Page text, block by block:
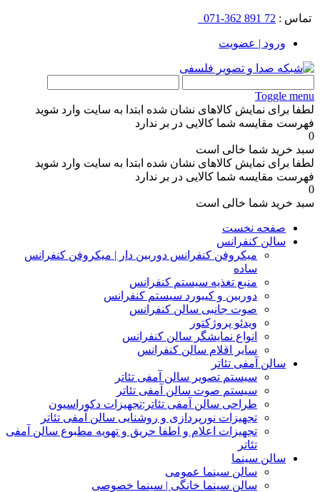
تماس : 72 891 362-071
ورود | عضویت
Toggle menu
لطفا برای نمایش کالاهای نشان شده ابتدا به سایت وارد شوید
فهرست مقایسه شما کالایی در بر ندارد
0
سبد خرید شما خالی است
لطفا برای نمایش کالاهای نشان شده ابتدا به سایت وارد شوید
فهرست مقایسه شما کالایی در بر ندارد
0
سبد خرید شما خالی است
صفحه نخست
سالن کنفرانس
میکروفن کنفرانس دوربین دار | میکروفن کنفرانس
ساده
منبع تغذیه سیستم کنفرانس
دوربین و کیبورد سیستم کنفرانس
صوت جانبی سالن کنفرانس
ویدئو پروژکتور
انواع نمایشگر سالن کنفرانس
سایر اقلام سالن کنفرانس
سالن آمفی تئاتر
سیستم تصویر سالن آمفی تئاتر
سیستم صوت سالن آمفی تئاتر
طراحی سالن آمفی تئاتر:تجهیزات دکوراسیون
تجهیزات نورپردازی و روشنایی سالن آمفی تئاتر
تجهیزات اعلام و اطفا حریق و تهویه مطبوع سالن آمفی
تئاتر
سالن سینما
سالن سینما عمومی
سالن سینما خانگی | سینما خصوصی